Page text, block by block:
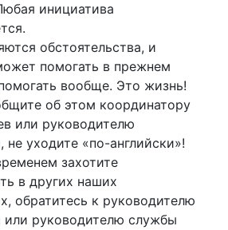
инициатива
обстоятельства, и
помогать в прежнем
вообще. Это жизнь!
об этом координатору
или руководителю
не уходите «по-английски»!
захотите
в других наших
обратитесь к руководителю
или руководителю службы